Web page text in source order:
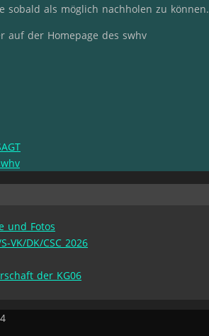
sobald als möglich nachholen zu können.
der Homepage des swhv
und Fotos
VK/DK/CSC 2026
der KG06